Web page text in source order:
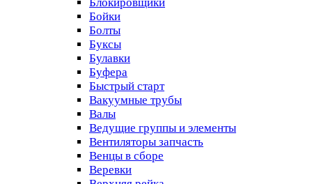
Бойки
Болты
Буксы
Булавки
Буфера
Быстрый старт
Вакуумные трубы
Валы
Ведущие группы и элементы
Вентиляторы запчасть
Венцы в сборе
Веревки